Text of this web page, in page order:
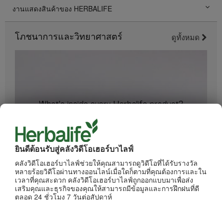
ยินดีต้อนรับสู่คลังวิดีโอเฮอร์บาไลฟ์
คลังวิดีโอเฮอร์บาไลฟ์ช่วยให้คุณสามารถดูวิดีโอที่ได้รับรางวัล
หลายร้อยวิดีโอผ่านทางออนไลน์เมื่อใดก็ตามที่คุณต้องการและใน
เวลาที่คุณสะดวก คลังวิดีโอเฮอร์บาไลฟ์ถูกออกแบบมาเพื่อส่ง
เสริมคุณและธุรกิจของคุณให้สามารถมีข้อมูลและการฝึกฝนที่ดี
ตลอด 24 ชั่วโมง 7 วันต่อสัปดาห์
งานแสดงสินค้าของ HERBALIFE
โภชนาการและวิทยาศาสตร์ ดูทั้งหมด
อะไรอยู่ในผลิตภัณฑ์ของเฮอร์บาไลฟ์
ทุกขั้นตอนการผลิตได้รับการควบคุมดูแลอย่างเข้มงวด